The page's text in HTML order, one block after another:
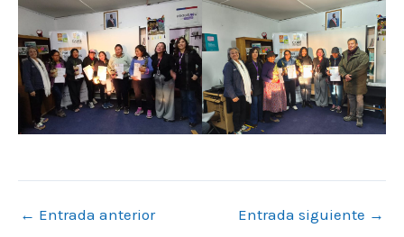
← Entrada anterior Entrada siguiente →